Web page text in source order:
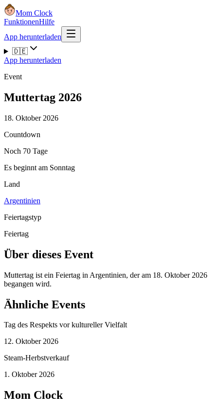
Mom Clock
FunktionenHilfe
App herunterladen
🇩🇪
App herunterladen
Event
Muttertag 2026
18. Oktober 2026
Countdown
Noch 70 Tage
Es beginnt am Sonntag
Land
Argentinien
Feiertagstyp
Feiertag
Über dieses Event
Muttertag ist ein Feiertag in Argentinien, der am 18. Oktober 2026
begangen wird.
Ähnliche Events
Tag des Respekts vor kultureller Vielfalt
12. Oktober 2026
Steam-Herbstverkauf
1. Oktober 2026
Mom Clock